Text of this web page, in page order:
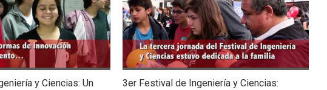
y Ciencias: Un
3er Festival de Ingeniería y Ciencias: